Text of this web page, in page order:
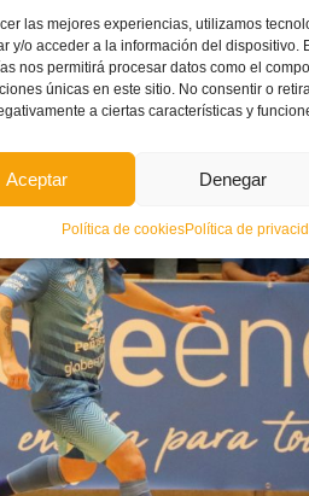
las mejores experiencias, utilizamos
y/o acceder a la información del dispositivo.
nos permitirá procesar datos como el
únicas en este sitio. No consentir o
a ciertas características y
Aceptar Denegar
Política de cookiesPolítica de
base.